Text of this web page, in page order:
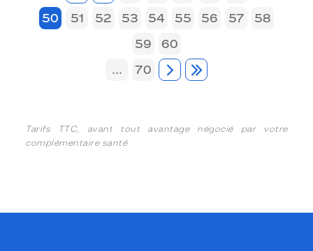
50
51 52 53 54 55 56 57
58
59
60
...
70
Tarifs TTC, avant tout avantage négocié par votre
complémentaire santé